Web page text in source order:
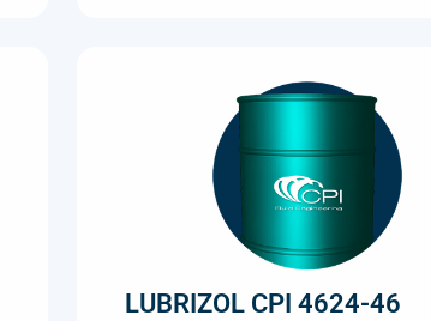
LUBRIZOL CPI 4624-46